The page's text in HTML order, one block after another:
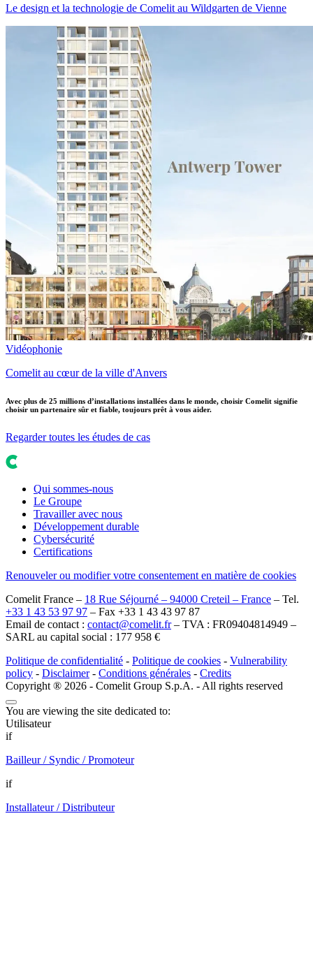
Le design et la technologie de Comelit au Wildgarten de Vienne
Vidéophonie
Comelit au cœur de la ville d'Anvers
Avec plus de 25 millions d’installations installées dans le monde, choisir Comelit signifie
choisir un partenaire sûr et fiable, toujours prêt à vous aider.
Regarder toutes les études de cas
Qui sommes-nous
Le Groupe
Travailler avec nous
Développement durable
Cybersécurité
Certifications
Renouveler ou modifier votre consentement en matière de cookies
Comelit France – 18 Rue Séjourné – 94000 Creteil – France – Tel.
+33 1 43 53 97 97 – Fax +33 1 43 43 97 87
Email de contact : contact@comelit.fr– TVA : FR09404814949 –
SARL au capital social : 177 958 €
Politique de confidentialité - Politique de cookies - Vulnerability
policy - Disclaimer- Conditions générales - Credits
Copyright ® 2026 - Comelit Group S.p.A. - All rights reserved
You are viewing the site dedicated to:
Utilisateur
if
Bailleur / Syndic / Promoteur
if
Installateur / Distributeur